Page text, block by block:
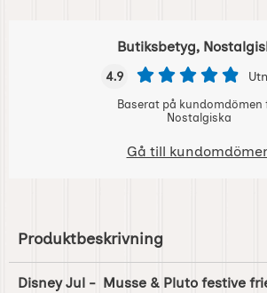
Butiksbetyg,
4.9
Baserat på kundomdömen
Nostalgiska
Gå till
Produktbeskrivning
Disney Jul - Musse & Pluto festive